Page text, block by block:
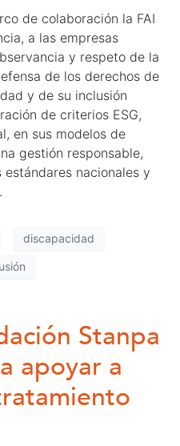
de colaboración la FAI
a las empresas
y respeto de la
de los derechos de
y de su inclusión
de criterios ESG,
en sus modelos de
gestión responsable,
nacionales y
discapacidad
Stanpa
apoyar a